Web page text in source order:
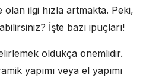
olan ilgi hızla artmakta. Peki,
İşte bazı ipuçları!
oldukça önemlidir.
yapımı veya el yapımı